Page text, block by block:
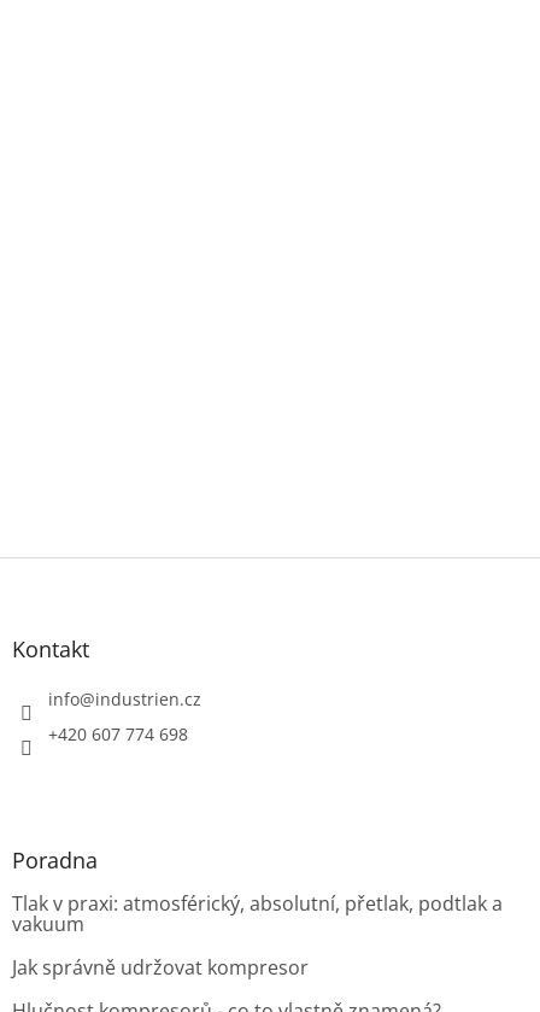
Z
Kontakt
info@industrien.cz
+420 607 774 698
Poradna
Tlak v praxi: atmosférický, absolutní, přetlak, podtlak a
vakuum
Jak správně udržovat kompresor